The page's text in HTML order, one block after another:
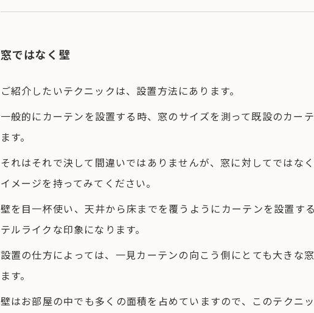
窓ではなく壁
ご紹介したいテクニックは、設置方法にあります。
一般的にカーテンを設置する時、窓のサイズを測って既設のカー
ます。
それはそれで決して間違いではありませんが、窓に対してではな
イメージを持ってみてください。
壁を目一杯使い、天井から床までを覆うようにカーテンを設置す
テルライクな印象になります。
設置の仕方によっては、一見カーテンの向こう側にとても大きな
ます。
壁はお部屋の中でも多くの面積を占めていますので、このテクニ